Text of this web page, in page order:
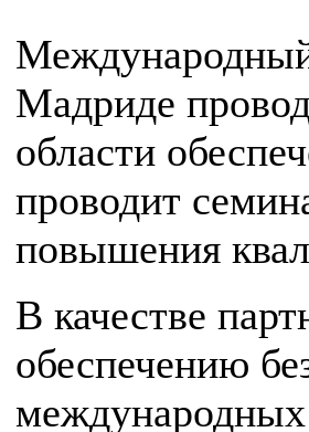
Мадриде
области
проводит
повышения
В качестве
обеспечению